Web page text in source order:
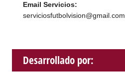
Email Servicios:
serviciosfutbolvision@gmail.com
Desarrollado por: